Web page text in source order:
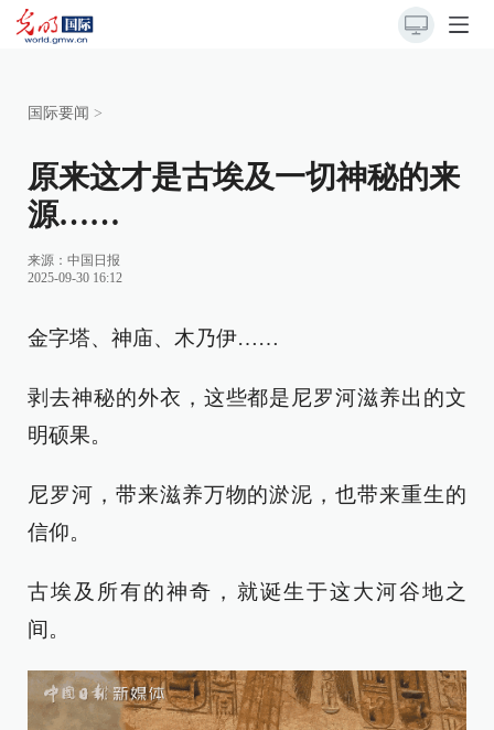
国际要闻 >
原来这才是古埃及一切神秘的来
源……
来源： 中国日报
2025-09-30 16:12
金字塔、神庙、木乃伊……
剥去神秘的外衣，这些都是尼罗河滋养出的文
明硕果。
尼罗河，带来滋养万物的淤泥，也带来重生的
信仰。
古埃及所有的神奇，就诞生于这大河谷地之
间。